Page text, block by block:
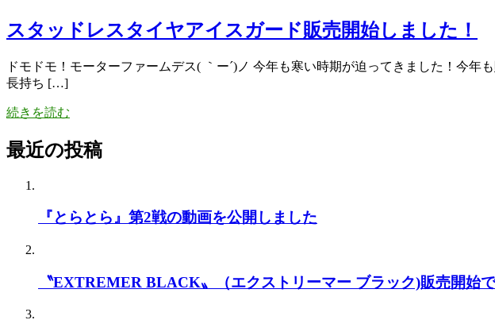
スタッドレスタイヤアイスガード販売開始しました！
ドモドモ！モーターファームデス( ｀ー´)ノ 今年も寒い時期が迫ってきました！今
長持ち […]
続きを読む
最近の投稿
『とらとら』第2戦の動画を公開しました
〝EXTREMER BLACK〟（エクストリーマー ブラック)販売開始